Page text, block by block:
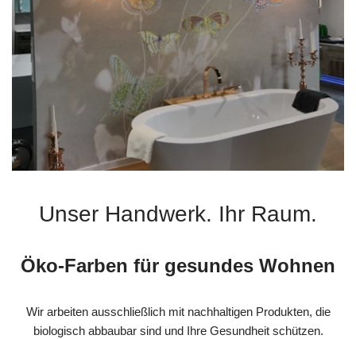
Unser Handwerk. Ihr Raum.
Öko-Farben für gesundes Wohnen
Wir arbeiten ausschließlich mit nachhaltigen Produkten, die
biologisch abbaubar sind und Ihre Gesundheit schützen.